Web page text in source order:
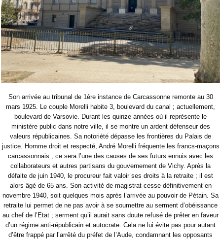
Son arrivée au tribunal de 1ère instance de Carcassonne remonte au 30
mars 1925. Le couple Morelli habite 3, boulevard du canal ; actuellement,
boulevard de Varsovie. Durant les quinze années où il représente le
ministère public dans notre ville, il se montre un ardent défenseur des
valeurs républicaines. Sa notoriété dépasse les frontières du Palais de
justice. Homme droit et respecté, André Morelli fréquente les francs-maçons
carcassonnais ; ce sera l’une des causes de ses futurs ennuis avec les
collaborateurs et autres partisans du gouvernement de Vichy. Après la
défaite de juin 1940, le procureur fait valoir ses droits à la retraite ; il est
alors âgé de 65 ans. Son activité de magistrat cesse définitivement en
novembre 1940, soit quelques mois après l’arrivée au pouvoir de Pétain. Sa
retraite lui permet de ne pas avoir à se soumettre au serment d’obéissance
au chef de l’Etat ; serment qu’il aurait sans doute refusé de prêter en faveur
d’un régime anti-républicain et autocrate. Cela ne lui évite pas pour autant
d’être frappé par l’arrêté du préfet de l’Aude, condamnant les opposants